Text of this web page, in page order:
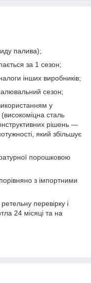
палива);
за 1 сезон;
інших виробників;
сезон;
у
(високоміцна сталь
рішень ―
який збільшує
порошковою
з імпортними
перевірку і
24 місяці та на